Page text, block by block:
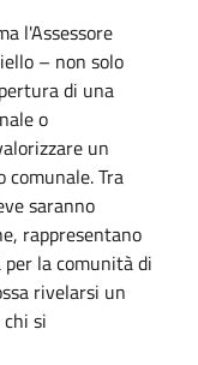
l'Assessore
– non solo
di una
o
un
Tra
saranno
rappresentano
la comunità di
rivelarsi un
si